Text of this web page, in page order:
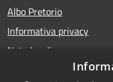
Albo Pretorio
Informativa privacy
Note legali
Dichiarazione di